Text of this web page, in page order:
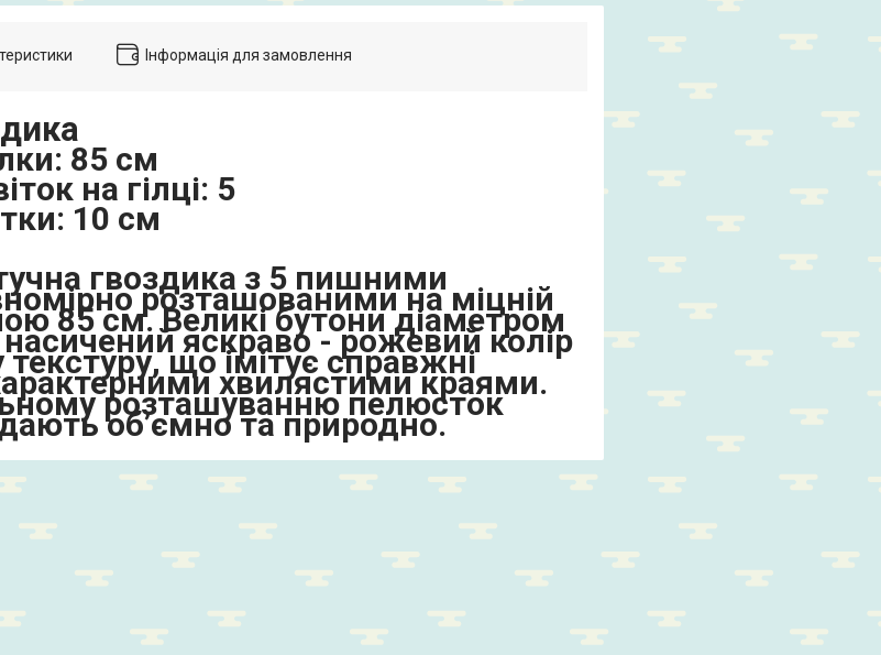
Інформація для замовлення
85 см
на гілці: 5
10 см
гвоздика з 5 пишними
розташованими на міцній
85 см. Великі бутони діаметром
яскраво - рожевий колір
текстуру, що імітує справжні
хвилястими краями.
розташуванню пелюсток
об’ємно та природно.